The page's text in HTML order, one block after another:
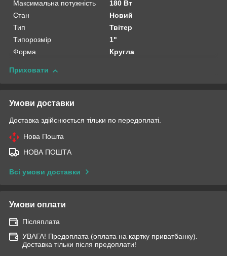
Максимальна потужність
180 Вт
Стан
Новий
Тип
Твітер
Типорозмір
1"
Форма
Кругла
Приховати
Умови доставки
Доставка здійснюється тільки по передоплаті.
Нова Пошта
НОВА ПОШТА
Всі умови доставки
Умови оплати
Післяплата
УВАГА! Предоплата (оплата на картку приватбанку).
Доставка тільки після предоплати!